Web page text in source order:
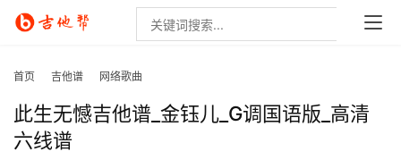
首页 吉他谱 网络歌曲
此生无憾吉他谱_金钰儿_G调国语版_高清
六线谱